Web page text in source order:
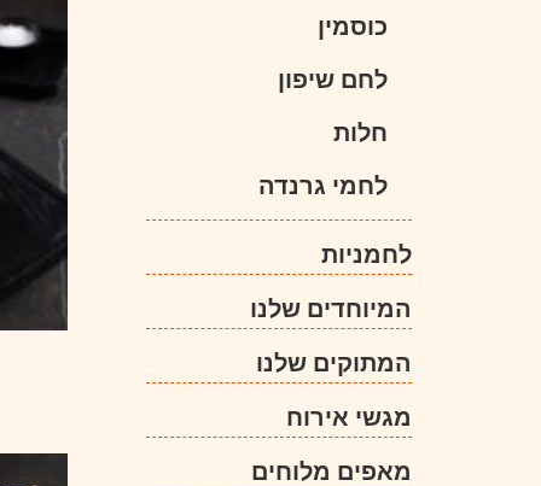
כוסמין
לחם שיפון
חלות
לחמי גרנדה
לחמניות
המיוחדים שלנו
המתוקים שלנו
מגשי אירוח
מאפים מלוחים